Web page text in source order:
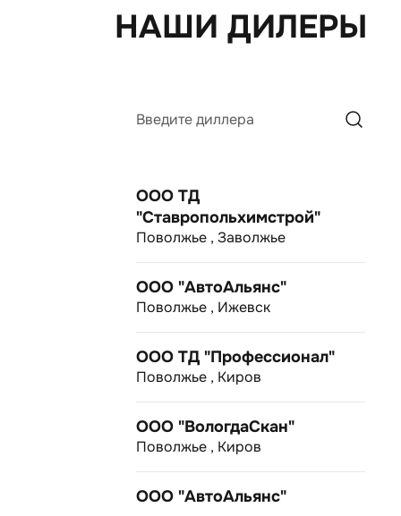
НАШИ ДИЛЕРЫ
Введите диллера
ООО ТД
"Ставропольхимстрой"
Поволжье , Заволжье
ООО "АвтоАльянс"
Поволжье , Ижевск
ООО ТД "Профессионал"
Поволжье , Киров
ООО "ВологдаСкан"
Поволжье , Киров
ООО "АвтоАльянс"